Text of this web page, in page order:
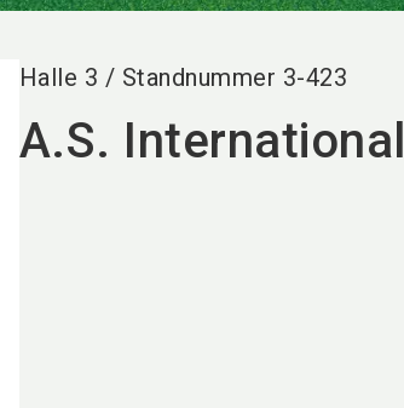
Halle 3 / Standnummer 3-423
A.S. International